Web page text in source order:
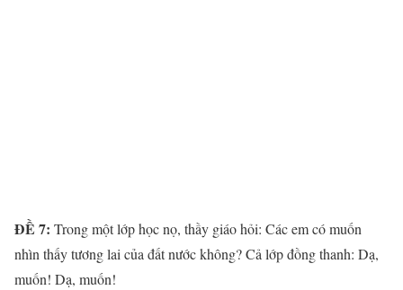
ĐỀ 7: Trong một lớp học nọ, thầy giáo hỏi: Các em có muốn
nhìn thấy tương lai của đất nước không? Cả lớp đồng thanh: Dạ,
muốn! Dạ, muốn!